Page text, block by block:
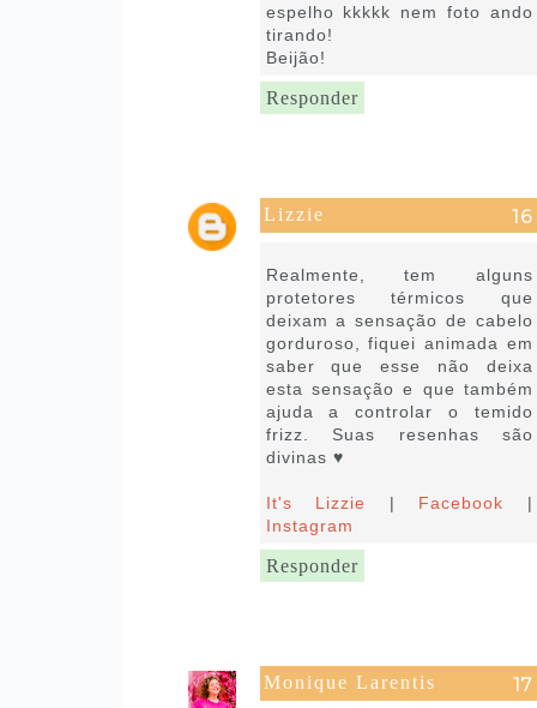
espelho kkkkk nem foto ando
tirando!
Beijão!
Responder
Lizzie
Realmente, tem alguns
protetores térmicos que
deixam a sensação de cabelo
gorduroso, fiquei animada em
saber que esse não deixa
esta sensação e que também
ajuda a controlar o temido
frizz. Suas resenhas são
divinas ♥
It's Lizzie | Facebook |
Instagram
Responder
Monique Larentis